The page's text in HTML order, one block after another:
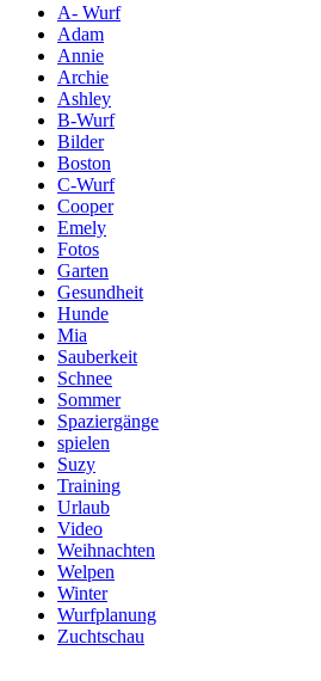
A- Wurf
Adam
Annie
Archie
Ashley
B-Wurf
Bilder
Boston
C-Wurf
Cooper
Emely
Fotos
Garten
Gesundheit
Hunde
Mia
Sauberkeit
Schnee
Sommer
Spaziergänge
spielen
Suzy
Training
Urlaub
Video
Weihnachten
Welpen
Winter
Wurfplanung
Zuchtschau